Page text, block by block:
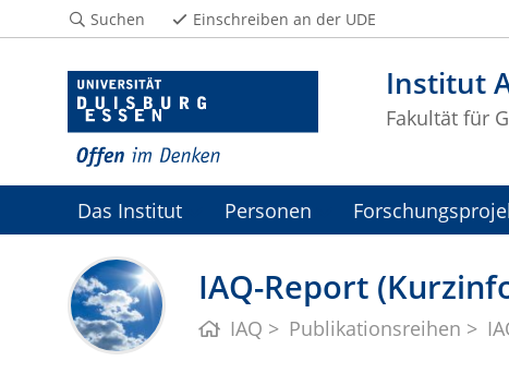
Institut
Fakultät für
Suchen Einschreiben an der UDE
Das Institut Personen
IAQ-Report
IAQ Publikationsreihen